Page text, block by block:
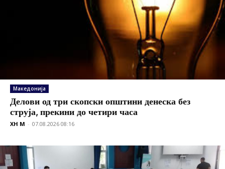
Македонија
Делови од три скопски општини денеска без
струја, прекини до четири часа
XH M - 07.08.2026 08:16